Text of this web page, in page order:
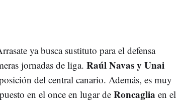
ya busca sustituto para el defensa
jornadas de liga. Raúl Navas y Unai
del central canario. Además, es muy
en el once en lugar deRoncaglia en el